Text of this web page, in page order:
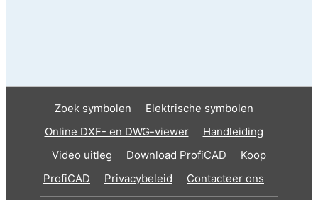
Zoek symbolen
Elektrische symbolen
Online DXF- en DWG-viewer
Handleiding
Video uitleg
Download ProfiCAD
Koop
ProfiCAD
Privacybeleid Contacteer ons